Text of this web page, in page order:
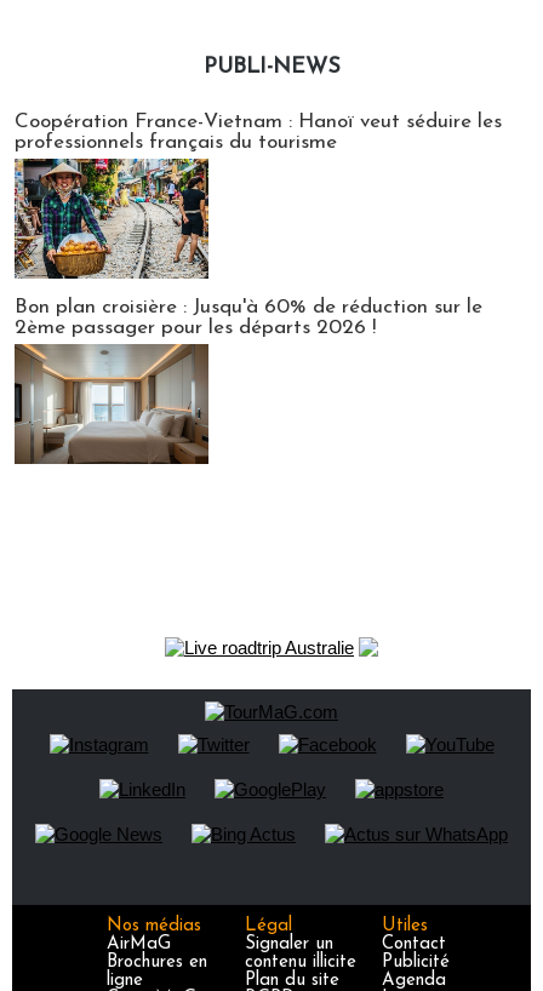
PUBLI-NEWS
Coopération France-Vietnam : Hanoï veut séduire les
professionnels français du tourisme
Bon plan croisière : Jusqu'à 60% de réduction sur le
2ème passager pour les départs 2026 !
Nos médias
AirMaG
Brochures en
ligne
Légal
Signaler un
contenu illicite
Plan du site
Utiles
Contact
Publicité
Agenda